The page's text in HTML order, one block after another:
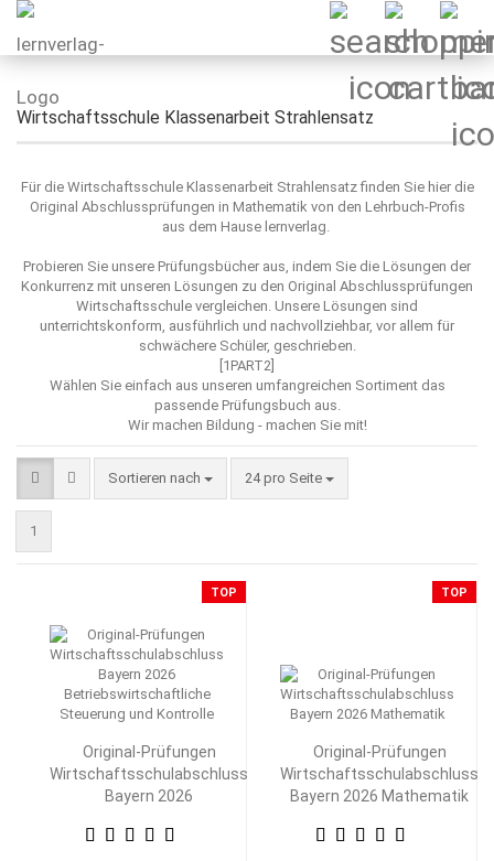
Wirtschaftsschule Klassenarbeit Strahlensatz
Für die Wirtschaftsschule Klassenarbeit Strahlensatz finden Sie hier die
Original Abschlussprüfungen in Mathematik von den Lehrbuch-Profis
aus dem Hause lernverlag.
Probieren Sie unsere Prüfungsbücher aus, indem Sie die Lösungen der
Konkurrenz mit unseren Lösungen zu den Original Abschlussprüfungen
Wirtschaftsschule vergleichen. Unsere Lösungen sind
unterrichtskonform, ausführlich und nachvollziehbar, vor allem für
schwächere Schüler, geschrieben.
[1PART2]
Wählen Sie einfach aus unseren umfangreichen Sortiment das
passende Prüfungsbuch aus.
Wir machen Bildung - machen Sie mit!
Sortieren nach
Sortieren nach 24 pro Seite
pro Seite
1
TOP
Original-Prüfungen
Wirtschaftsschulabschluss
Bayern 2026
Steuerung und Kontrolle
TOP
Original-Prüfungen
Wirtschaftsschulabschluss
Bayern 2026 Mathematik